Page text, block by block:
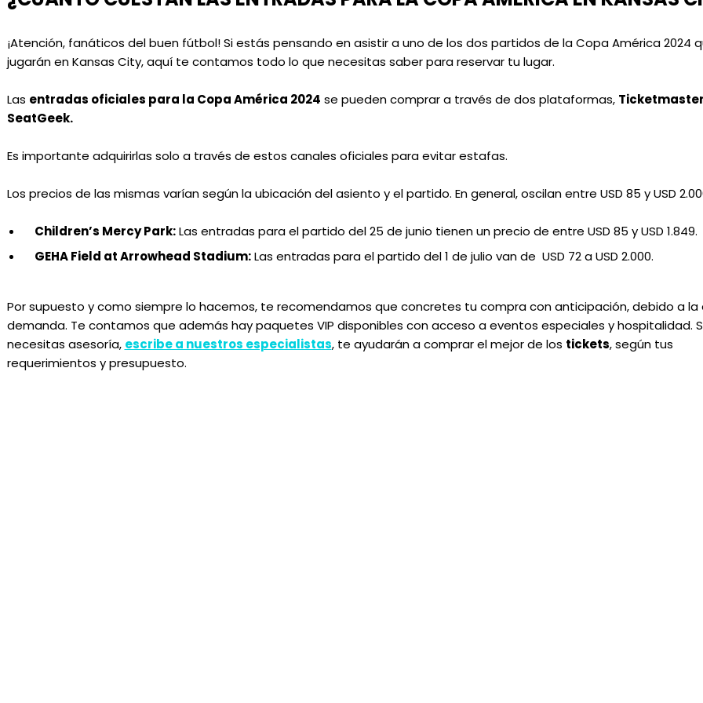
¡Atención, fanáticos del buen fútbol! Si estás pensando en asistir a uno de los dos partidos de la Copa América 2024
jugarán en Kansas City, aquí te contamos todo lo que necesitas saber para reservar tu lugar.
Las entradas oficiales para la Copa América 2024 se pueden comprar a través de dos plataformas,
SeatGeek.
Es importante adquirirlas solo a través de estos canales oficiales para evitar estafas.
Los precios de las mismas varían según la ubicación del asiento y el partido. En general, oscilan entre USD 85 y USD
Children’s Mercy Park:Las entradas para el partido del 25 de junio tienen un precio de entre USD 85 y USD 1.849.
GEHA Field at Arrowhead Stadium:Las entradas para el partido del 1 de julio van de USD 72 a USD 2.000.
Por supuesto y como siempre lo hacemos, te recomendamos que concretes tu compra con anticipación, debido a la
demanda. Te contamos que además hay paquetes VIP disponibles con acceso a eventos especiales y hospitalidad.
necesitas asesoría, escribe a nuestros especialistas, te ayudarán a comprar el mejor de los tickets, según tus
requerimientos y presupuesto.